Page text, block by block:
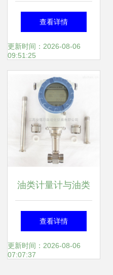
产厂家详解 优选品
质助力航运安全
查看详情
更新时间：2026-08-06
09:51:25
油类计量计与油类
流量计 供应信息与
商机在中国仪表网
查看详情
更新时间：2026-08-06
07:07:37